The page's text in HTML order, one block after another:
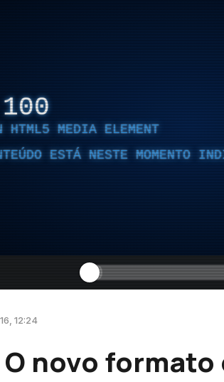
100
HTML5 MEDIA ELEMENT
ESTÁ NESTE MOMENTO
12:24
O novo